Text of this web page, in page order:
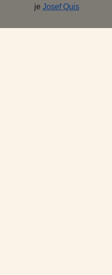
je Josef Quis